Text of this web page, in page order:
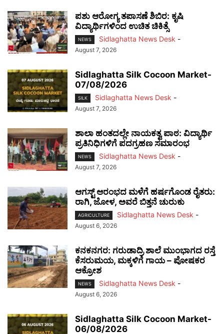
ಪಶು ಆರೋಗ್ಯ ತಪಾಸಣೆ ಶಿಬಿರ: ಕೃಷಿ
ವಿದ್ಯಾರ್ಥಿಗಳಿಂದ ಉಚಿತ ಚಿಕಿತ್ಸೆ
NEWS Sidlaghatta News Desk -
August 7, 2026
Sidlaghatta Silk Cocoon Market-
07/08/2026
SILK Sidlaghatta News Desk -
August 7, 2026
ಶಾಲಾ ಹಂತದಲ್ಲೇ ನಾಯಕತ್ವ ಪಾಠ: ವಿದ್ಯಾರ್ಥಿ
ಪ್ರತಿನಿಧಿಗಳಿಗೆ ಪದಗ್ರಹಣ ಸಮಾರಂಭ
NEWS Sidlaghatta News Desk -
August 7, 2026
ಆಗಸ್ಟ್ ಆರಂಭದ ಮಳೆಗೆ ಹರ್ಷಗೊಂಡ ರೈತರು:
ರಾಗಿ, ಜೋಳ, ಅವರೆ ಬಿತ್ತನೆ ಚುರುಕು
AGRICULTURE Sidlaghatta News Desk -
August 6, 2026
ಕನಕನಗರ: ಗರುಡಾದ್ರಿ ಶಾಲೆ ಮುಂಭಾಗದ ರಸ್ತೆ
ಕೆಸರುಮಯ, ಮಕ್ಕಳಿಗೆ ಗಾಯ – ಪೋಷಕರ
ಆಕ್ರೋಶ
NEWS Sidlaghatta News Desk -
August 6, 2026
Sidlaghatta Silk Cocoon Market-
06/08/2026